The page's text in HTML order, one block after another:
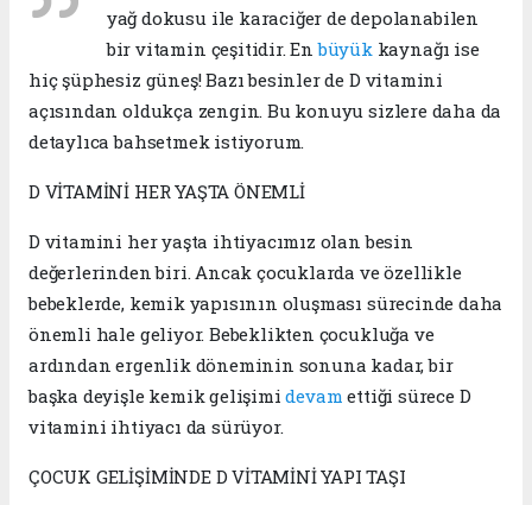
yağ dokusu ile karaciğer de depolanabilen
bir vitamin çeşitidir. Enbüyük kaynağı ise
hiç şüphesiz güneş! Bazı besinler de D vitamini
açısından oldukça zengin. Bu konuyu sizlere daha da
detaylıca bahsetmek istiyorum.
D VİTAMİNİ HER YAŞTA ÖNEMLİ
D vitamini her yaşta ihtiyacımız olan besin
değerlerinden biri. Ancak çocuklarda ve özellikle
bebeklerde, kemik yapısının oluşması sürecinde daha
önemli hale geliyor. Bebeklikten çocukluğa ve
ardından ergenlik döneminin sonuna kadar, bir
başka deyişle kemik gelişimidevam ettiği sürece D
vitamini ihtiyacı da sürüyor.
ÇOCUK GELİŞİMİNDE D VİTAMİNİ YAPI TAŞI